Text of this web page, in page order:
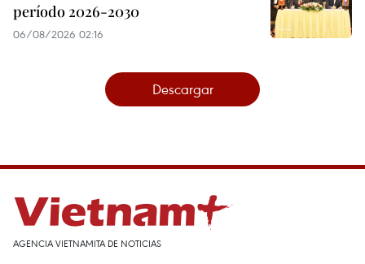
período 2026-2030
06/08/2026 02:16
Descargar
AGENCIA VIETNAMITA DE NOTICIAS